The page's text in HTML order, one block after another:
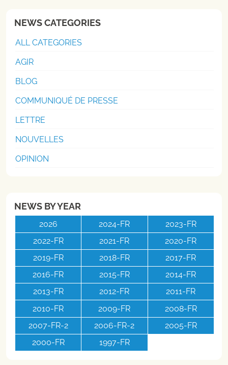
NEWS CATEGORIES
ALL CATEGORIES
AGIR
BLOG
COMMUNIQUÉ DE PRESSE
LETTRE
NOUVELLES
OPINION
NEWS BY YEAR
2026 2024-FR
2023-FR
2022-FR
2021-FR
2020-FR
2019-FR
2018-FR
2017-FR
2016-FR
2015-FR
2014-FR
2013-FR
2012-FR
2011-FR
2010-FR
2009-FR
2008-FR
2007-FR-2
2006-FR-2
2005-FR
2000-FR
1997-FR